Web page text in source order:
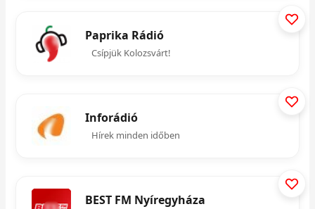
Paprika Rádió
Csípjük Kolozsvárt!
Inforádió
Hírek minden időben
BEST FM Nyíregyháza